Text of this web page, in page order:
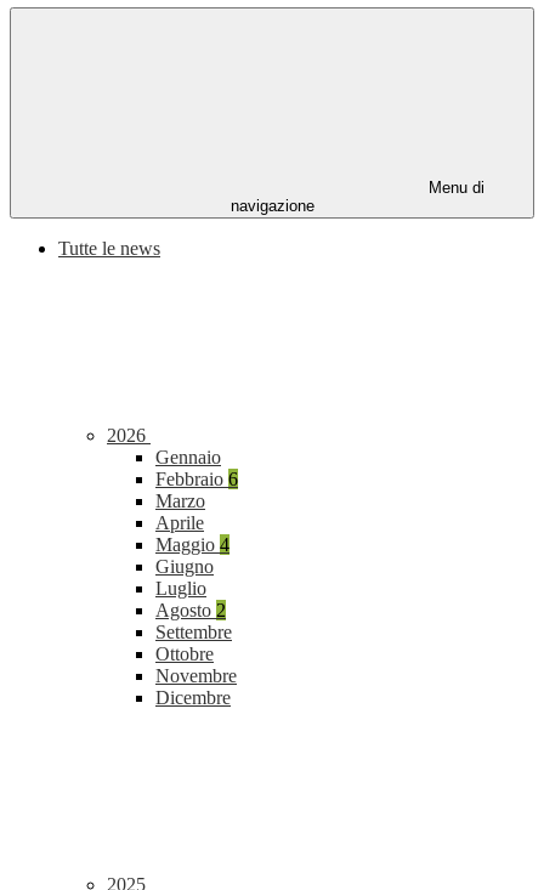
Menu di
navigazione
Tutte le news
2026
Gennaio
Febbraio 6
Marzo
Aprile
Maggio 4
Giugno
Luglio
Agosto 2
Settembre
Ottobre
Novembre
Dicembre
2025